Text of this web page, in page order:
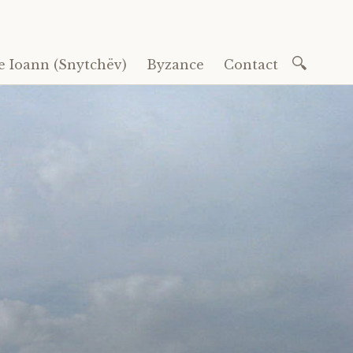
Ioann (Snytchëv) Byzance Contact